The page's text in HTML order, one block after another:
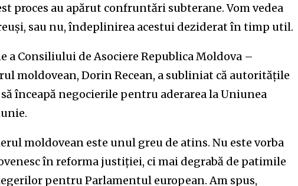
proces au apărut confruntări subterane. Vom vedea
sau nu, îndeplinirea acestui deziderat în timp util.
a Consiliului de Asociere Republica Moldova –
moldovean, Dorin Recean, a subliniat că autoritățile
înceapă negocierile pentru aderarea la Uniunea
moldovean este unul greu de atins. Nu este vorba
în reforma justiției, ci mai degrabă de patimile
pentru Parlamentul european. Am spus,